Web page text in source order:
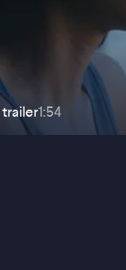
trailer1:54